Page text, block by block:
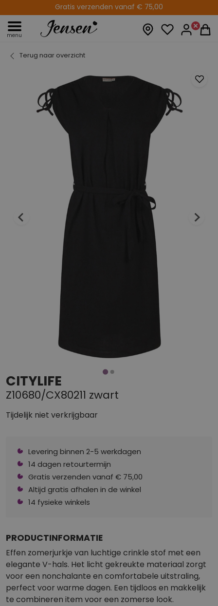
Gratis verzenden vanaf € 75,00
menu
Terug naar overzicht
CITYLIFE
Z10680/CX80211 zwart
Tijdelijk niet verkrijgbaar
Levering binnen 2-5 werkdagen
14 dagen retourtermijn
Gratis verzenden vanaf € 75,00
Altijd gratis afhalen in de winkel
14 fysieke winkels
PRODUCTINFORMATIE
Effen zomerjurkje van luchtige crinkle stof met een
elegante V-hals. Het licht gekreukte materiaal zorgt
voor een nonchalante en comfortabele uitstraling,
perfect voor warme dagen. Een tijdloos en makkelijk
te combineren item voor een zomerse look.